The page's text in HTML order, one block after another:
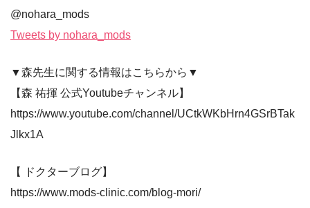
@nohara_mods
Tweets by nohara_mods
▼森先生に関する情報はこちらから▼
【森 祐揮 公式Youtubeチャンネル】
https://www.youtube.com/channel/UCtkWKbHrn4GSrBTak
Jlkx1A
【 ドクターブログ】
https://www.mods-clinic.com/blog-mori/